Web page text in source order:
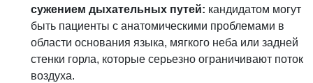
сужением дыхательных путей: кандидатом могут
быть пациенты с анатомическими проблемами в
области основания языка, мягкого неба или задней
стенки горла, которые серьезно ограничивают поток
воздуха.